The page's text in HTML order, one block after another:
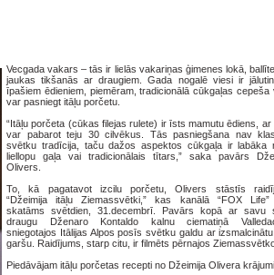
Vecgada vakars – tās ir lielās vakariņas ģimenes lokā,
jaukas tikšanās ar draugiem. Gada nogalē viesi ir
īpašiem ēdieniem, piemēram, tradicionālā cūkgaļas cepeša
var pasniegt itāļu porčetu.
“Itāļu porčeta (cūkas filejas rulete) ir īsts mamutu ēdiens, ar
var pabarot teju 30 cilvēkus. Tās pasniegšana nav
svētku tradīcija, taču dažos aspektos cūkgaļa ir labāka
liellopu gaļa vai tradicionālais tītars,” saka pavārs
Olivers.
To, kā pagatavot izcilu porčetu, Olivers stāstīs
“Džeimija itāļu Ziemassvētki,” kas kanālā “FOX Life”
skatāms svētdien, 31.decembrī. Pavārs kopā ar savu
draugu Dženaro Kontaldo kalnu ciematiņā
sniegotajos Itālijas Alpos posīs svētku galdu ar
garšu. Raidījums, starp citu, ir filmēts pērnajos
Piedāvājam itāļu porčetas recepti no Džeimija Olivera